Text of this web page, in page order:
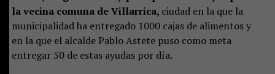
la vecina comuna de Villarrica, ciudad en la que la
municipalidad ha entregado 1000 cajas de alimentos y
en la que el alcalde Pablo Astete puso como meta
entregar 50 de estas ayudas por día.